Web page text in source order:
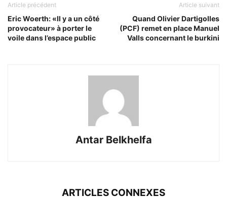
Article précédent
Eric Woerth: «Il y a un côté
provocateur» à porter le
voile dans l’espace public
Article suivant
Quand Olivier Dartigolles
(PCF) remet en place Manuel
Valls concernant le burkini
Antar Belkhelfa
ARTICLES CONNEXES